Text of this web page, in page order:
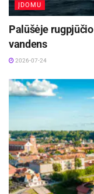
ĮDOMU
Palūšėje
vandens
2026-07-24